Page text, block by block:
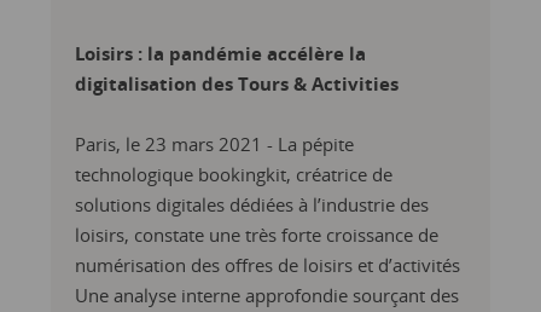
Loisirs : la pandémie accélère la
digitalisation des Tours & Activities
Paris, le 23 mars 2021 - La pépite
technologique bookingkit, créatrice de
solutions digitales dédiées à l’industrie des
loisirs, constate une très forte croissance de
numérisation des offres de loisirs et d’activités
Une analyse interne approfondie sourçant des